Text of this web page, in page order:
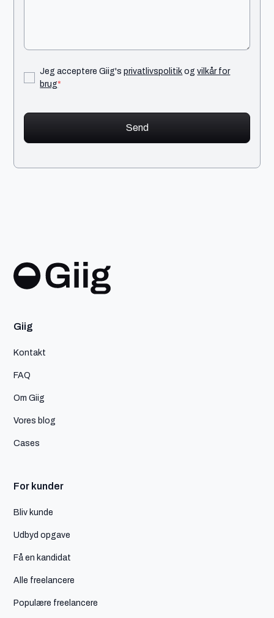
Jeg acceptere Giig'sprivatlivspolitikogvilkår for
brug*
Giig
Kontakt
FAQ
Om Giig
Vores blog
Cases
For kunder
Bliv kunde
Udbyd opgave
Få en kandidat
Alle freelancere
Populære freelancere